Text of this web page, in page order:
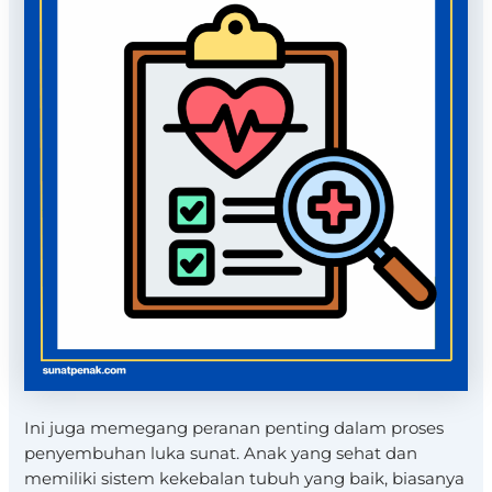
Ini juga memegang peranan penting dalam proses
penyembuhan luka sunat. Anak yang sehat dan
memiliki sistem kekebalan tubuh yang baik, biasanya